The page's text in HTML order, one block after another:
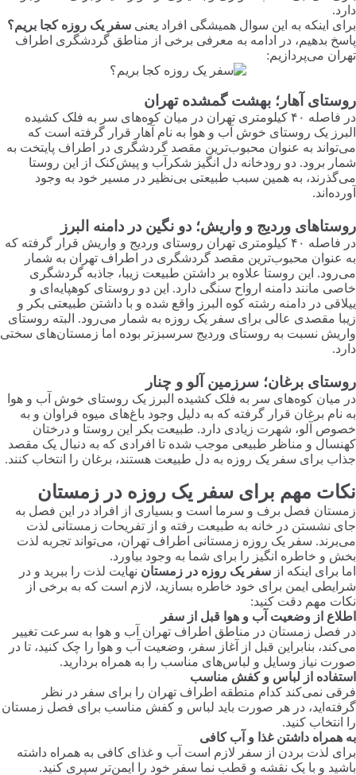
دارد.
برای اینکه به این سوال همیشگی افراد یعنی سفر یک روزه کجا بریم؟
پاسخ بدهیم، در ادامه به معرفی برخی از مناطق گردشگری اطراف
تهران می‌پردازیم:
روستای آهار؛ بهشت گمشده تهران
در فاصله ۴۰ کیلومتری تهران در میان کوه‌های سر به فلک کشیده
البرز یک روستای خوش آب و هوا به نام آهار قرار گرفته است که
می‌تواند به عنوان محبوب‌ترین مقصد گردشگری در اطراف پایتخت به
شمار برود. دو رودخانه دل انگیز شکرآب و پیش‌کنک از این روستا
می‌گذرند، به همین سبب طبیعتی بی‌نظیر در مسیر خود به وجود
آورده‌اند.
روستاهای وردیج و واریش؛ دو نگین در دامنه البرز
در فاصله ۴۰ کیلومتری تهران روستای وردیج و واریش قرار گرفته که
به عنوان محبوب‌ترین مقصد گردشگری در اطراف تهران به شمار
می‌رود. این روستا علاوه بر داشتن طبیعت زیبا، جاذبه گردشگری
خاصی مانند دامنه ارواح سنگی دارد. این دو روستای کوهپایه‌ای و
ییلاقی در دامنه رشته کوه البرز واقع شده و با داشتن طبیعتی بکر و
زیبا مقصدی عالی برای سفر یک روزه به شمار می‌رود. البته روستای
واریش نسبت به روستای وردیج سرسبزتر بوده اما زمستان‌های سختی
دارد.
روستای برغان؛ سرزمین آلو و چنار
در میان کوه‌های سر به فلک کشیده البرز یک روستای خوش آب و هوا
به نام برغان قرار گرفته که به دلیل وجود باغ‌های میوه فراوان و به
خصوص آلو، شهرت زیادی دارد. طبیعت بکر این روستا و درختان
کهنسال و مناظر طبیعی موجب شده تا افرادی که به دنبال یک مقصد
جذاب برای سفر یک روزه به دل طبیعت هستند، برغان را انتخاب کنند.
نکات مهم برای سفر یک روزه در زمستان
زمستان فصل برف و سرما است و بسیاری از افراد در این فصل به
جای نشستن در خانه به طبیعت رفته و از تفریحات زمستانی لذت
می‌برند. سفر یک روزه زمستانی اطراف تهران، می‌تواند تجربه لذت
بخش و خاطره انگیز را برای شما به وجود بیاورد.
اما برای اینکه از سفر یک روزه در زمستان نهایت لذت را ببرید و در
شرایطی ایمن برای خود خاطره بسازید، لازم است که به برخی از
نکات مهم دقت کنید:
اطلاع از وضعیت آب و هوا قبل از سفر
در فصل زمستان در مناطق اطراف تهران آب و هوا به سرعت تغییر
می‌کند، بنابراین قبل از آغاز سفر، وضعیت آب و هوا را چک کنید، تا در
صورت نیاز وسایل و لباس‌های مناسب را به همراه بردارید.
استفاده از لباس و کفش مناسب
فرقی نمی‌کند کدام منطقه اطراف تهران را برای سفر در نظر
گرفته‌اید، در هر صورت باید لباس و کفش مناسب برای فصل زمستان
را انتخاب کنید.
به همراه داشتن غذا و آب کافی
برای لذت بردن از سفر لازم است آب و غذای کافی به همراه داشته
باشید و با یک نقشه و قطب نما سفر خود را ایمن‌تر سپری کنید.